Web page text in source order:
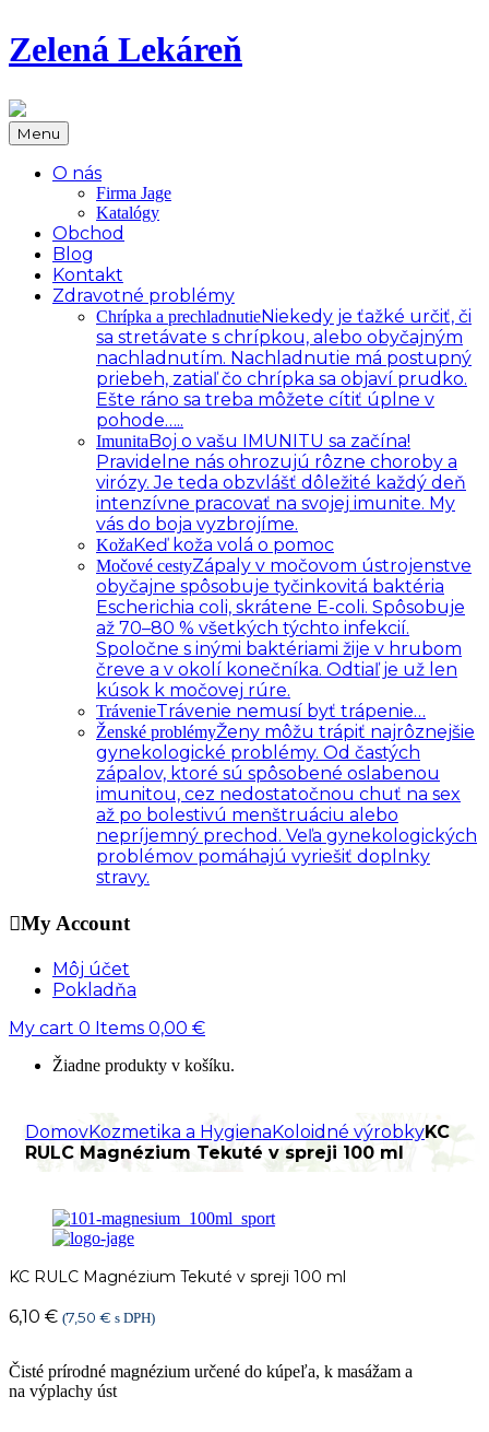
Zelená Lekáreň
Menu
O nás
Firma Jage
Katalógy
Obchod
Blog
Kontakt
Zdravotné problémy
Chrípka a prechladnutieNiekedy je ťažké určiť, či
sa stretávate s chrípkou, alebo obyčajným
nachladnutím. Nachladnutie má postupný
priebeh, zatiaľ čo chrípka sa objaví prudko.
Ešte ráno sa treba môžete cítiť úplne v
pohode…..
ImunitaBoj o vašu IMUNITU sa začína!
Pravidelne nás ohrozujú rôzne choroby a
virózy. Je teda obzvlášť dôležité každý deň
intenzívne pracovať na svojej imunite. My
vás do boja vyzbrojíme.
KožaKeď koža volá o pomoc
Močové cestyZápaly v močovom ústrojenstve
obyčajne spôsobuje tyčinkovitá baktéria
Escherichia coli, skrátene E-coli. Spôsobuje
až 70–80 % všetkých týchto infekcií.
Spoločne s inými baktériami žije v hrubom
čreve a v okolí konečníka. Odtiaľ je už len
kúsok k močovej rúre.
TrávenieTrávenie nemusí byť trápenie…
Ženské problémyŽeny môžu trápiť najrôznejšie
gynekologické problémy. Od častých
zápalov, ktoré sú spôsobené oslabenou
imunitou, cez nedostatočnou chuť na sex
až po bolestivú menštruáciu alebo
nepríjemný prechod. Veľa gynekologických
problémov pomáhajú vyriešiť doplnky
stravy.
My Account
Môj účet
Pokladňa
My cart 0 Items 0,00 €
Žiadne produkty v košíku.
DomovKozmetika a Hygiena Koloidné výrobkyKC
RULC Magnézium Tekuté v spreji 100 ml
KC RULC Magnézium Tekuté v spreji 100 ml
6,10 € (7,50 € s DPH)
Čisté prírodné magnézium určené do kúpeľa, k masážam a
na výplachy úst